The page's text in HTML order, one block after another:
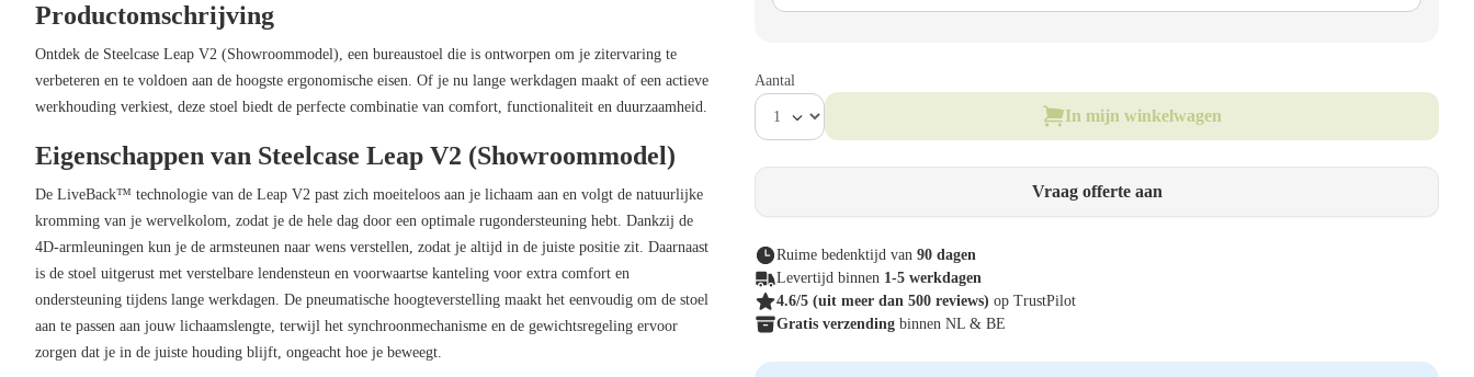
Aantal
In mijn winkelwagen
Vraag offerte aan
Ruime bedenktijd van 90 dagen
Levertijd binnen 1-5 werkdagen
4.6/5 (uit meer dan 500 reviews) op TrustPilot
Gratis verzending binnen NL & BE
Productomschrijving
Ontdek de Steelcase Leap V2 (Showroommodel), een bureaustoel die is ontworpen om je zitervaring te
verbeteren en te voldoen aan de hoogste ergonomische eisen. Of je nu lange werkdagen maakt of een actieve
werkhouding verkiest, deze stoel biedt de perfecte combinatie van comfort, functionaliteit en duurzaamheid.
Eigenschappen van Steelcase Leap V2 (Showroommodel)
De LiveBack™ technologie van de Leap V2 past zich moeiteloos aan je lichaam aan en volgt de natuurlijke
kromming van je wervelkolom, zodat je de hele dag door een optimale rugondersteuning hebt. Dankzij de
4D-armleuningen kun je de armsteunen naar wens verstellen, zodat je altijd in de juiste positie zit. Daarnaast
is de stoel uitgerust met verstelbare lendensteun en voorwaartse kanteling voor extra comfort en
ondersteuning tijdens lange werkdagen. De pneumatische hoogteverstelling maakt het eenvoudig om de stoel
aan te passen aan jouw lichaamslengte, terwijl het synchroonmechanisme en de gewichtsregeling ervoor
zorgen dat je in de juiste houding blijft, ongeacht hoe je beweegt.